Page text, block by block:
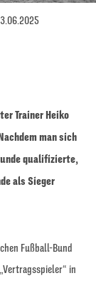
Trainer Heiko
man sich
qualifizierte,
als Sieger
Fußball-Bund
in